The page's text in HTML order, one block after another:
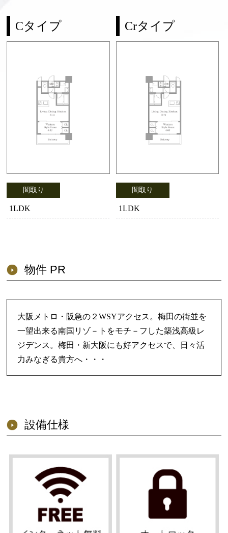
Cタイプ
間取り
1LDK
Crタイプ
間取り
1LDK
物件 PR
大阪メトロ・阪急の２WSYアクセス。梅田の街並を
一望出来る南国リゾ－トをモチ－フした築浅高級レ
ジデンス。梅田・新大阪にも好アクセスで、日々活
力みなぎる貴方へ・・・
設備仕様